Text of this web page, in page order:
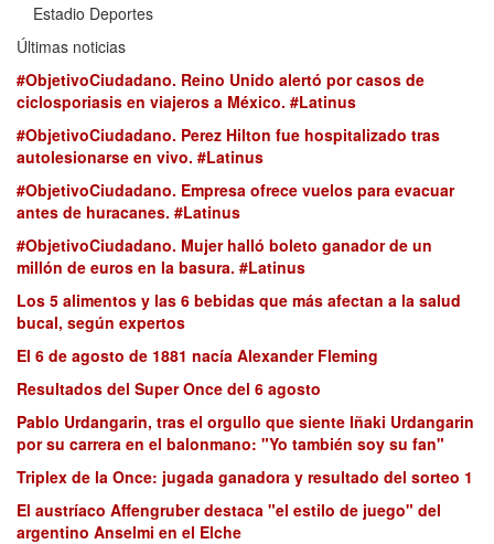
Estadio Deportes
Últimas noticias
#ObjetivoCiudadano. Reino Unido alertó por casos de
ciclosporiasis en viajeros a México. #Latinus
#ObjetivoCiudadano. Perez Hilton fue hospitalizado tras
autolesionarse en vivo. #Latinus
#ObjetivoCiudadano. Empresa ofrece vuelos para evacuar
antes de huracanes. #Latinus
#ObjetivoCiudadano. Mujer halló boleto ganador de un
millón de euros en la basura. #Latinus
Los 5 alimentos y las 6 bebidas que más afectan a la salud
bucal, según expertos
El 6 de agosto de 1881 nacía Alexander Fleming
Resultados del Super Once del 6 agosto
Pablo Urdangarin, tras el orgullo que siente Iñaki Urdangarin
por su carrera en el balonmano: "Yo también soy su fan"
Triplex de la Once: jugada ganadora y resultado del sorteo 1
El austríaco Affengruber destaca "el estilo de juego" del
argentino Anselmi en el Elche